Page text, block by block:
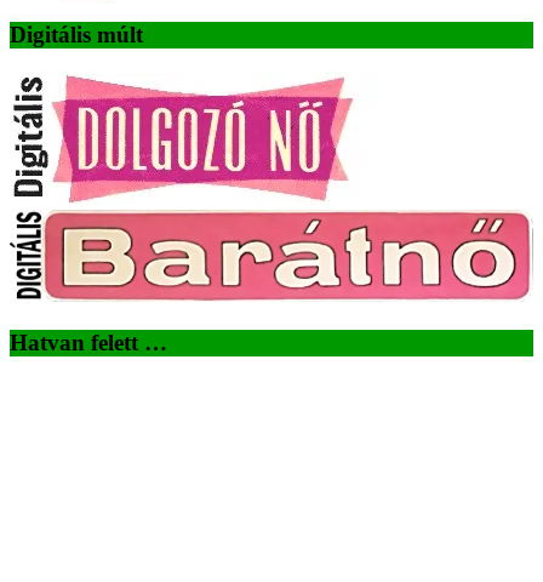
Digitális múlt
Hatvan felett …